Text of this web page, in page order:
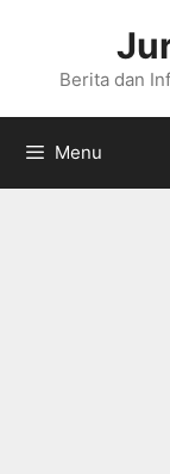
Berita dan
Menu